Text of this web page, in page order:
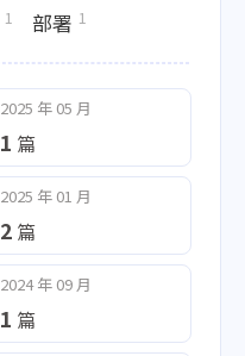
1 部署 1
2025 年 05 月
1 篇
2025 年 01 月
2 篇
2024 年 09 月
1 篇